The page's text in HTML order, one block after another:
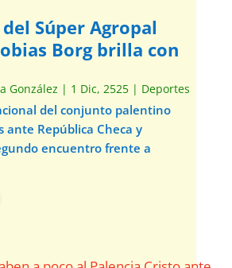
Súper Agropal
Borg brilla con
González | 1 Dic, 2525| Deportes
del conjunto palentino
República Checa y
encuentro frente a